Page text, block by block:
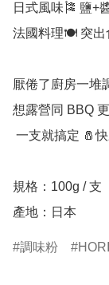
日式風味🎏 鹽+
法國料理🍽️ 突出
厭倦了廚房一堆
想露營同 BBQ
規格：100g / 支
產地：日本
調味粉